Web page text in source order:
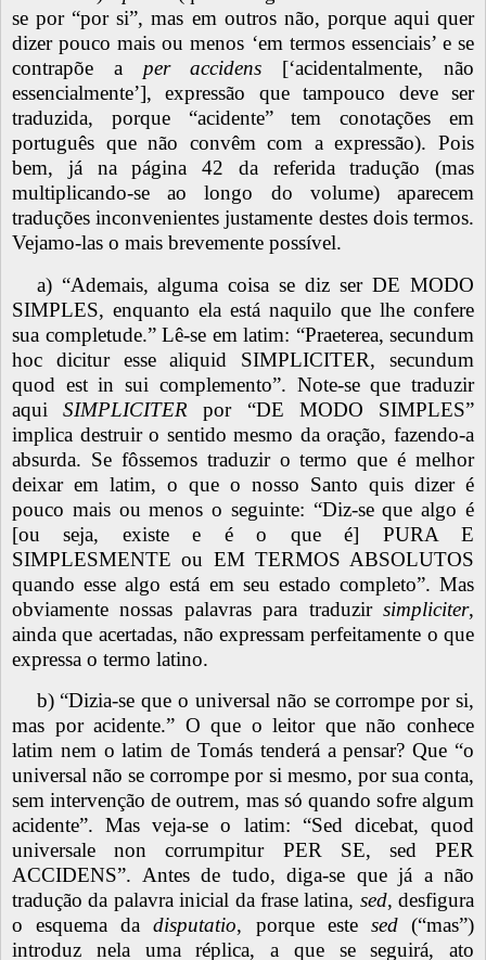
se por “por si”, mas em outros não, porque aqui quer
dizer pouco mais ou menos ‘em termos essenciais’ e se
contrapõe a per accidens [‘acidentalmente, não
essencialmente’], expressão que tampouco deve ser
traduzida, porque “acidente” tem conotações em
português que não convêm com a expressão). Pois
bem, já na página 42 da referida tradução (mas
multiplicando-se ao longo do volume) aparecem
traduções inconvenientes justamente destes dois termos.
Vejamo-las o mais brevemente possível.
a) “Ademais, alguma coisa se diz ser DE MODO
SIMPLES, enquanto ela está naquilo que lhe confere
sua completude.” Lê-se em latim: “Praeterea, secundum
hoc dicitur esse aliquid SIMPLICITER, secundum
quod est in sui complemento”. Note-se que traduzir
aquiSIMPLICITER por “DE MODO SIMPLES”
implica destruir o sentido mesmo da oração, fazendo-a
absurda. Se fôssemos traduzir o termo que é melhor
deixar em latim, o que o nosso Santo quis dizer é
pouco mais ou menos o seguinte: “Diz-se que algo é
[ou seja, existe e é o que é] PURA E
SIMPLESMENTE ou EM TERMOS ABSOLUTOS
quando esse algo está em seu estado completo”. Mas
obviamente nossas palavras para traduzir simpliciter,
ainda que acertadas, não expressam perfeitamente o que
expressa o termo latino.
b) “Dizia-se que o universal não se corrompe por si,
mas por acidente.” O que o leitor que não conhece
latim nem o latim de Tomás tenderá a pensar? Que “o
universal não se corrompe por si mesmo, por sua conta,
sem intervenção de outrem, mas só quando sofre algum
acidente”. Mas veja-se o latim: “Sed dicebat, quod
universale non corrumpitur PER SE, sed PER
ACCIDENS”. Antes de tudo, diga-se que já a não
tradução da palavra inicial da frase latina, sed, desfigura
o esquema dadisputatio, porque este sed(“mas”)
introduz nela uma réplica, a que se seguirá, ato